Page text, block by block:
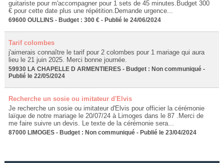
guitariste pour m'accompagner pour 1 sets de 45 minutes.Budget 300
€ pour cette date plus une répétition.Demande urgence...
69600 OULLINS - Budget : 300 € - Publié le 24/06/2024
Tarif colombes
j'aimerais connaître le tarif pour 2 colombes pour 1 mariage qui aura
lieu le 21 juin 2025. Merci bonne journée.
59930 LA CHAPELLE D ARMENTIERES - Budget : Non communiqué -
Publié le 22/05/2024
Recherche un sosie ou imitateur d'Elvis
Je recherche un sosie ou imitateur d'Elvis pour officier la cérémonie
laïque de notre mariage le 20/07/24 à Limoges dans le 87 .Merci de
me faire suivre un devis. Le texte de la cérémonie sera...
87000 LIMOGES - Budget : Non communiqué - Publié le 23/04/2024